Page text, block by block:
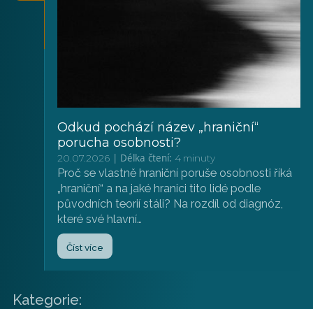
Kategorie:
Odkud pochází název „hraniční“
porucha osobnosti?
20.07.2026| Délka čtení: 4 minuty
Proč se vlastně hraniční poruše osobnosti říká
„hraniční“ a na jaké hranici tito lidé podle
původních teorií stáli? Na rozdíl od diagnóz,
které své hlavní…
Číst více